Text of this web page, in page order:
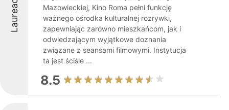
Laureaci
Mazowieckiej, Kino Roma pełni funkcję
ważnego ośrodka kulturalnej rozrywki,
zapewniając zarówno mieszkańcom, jak i
odwiedzającym wyjątkowe doznania
związane z seansami filmowymi. Instytucja
ta jest ściśle ...
8.5